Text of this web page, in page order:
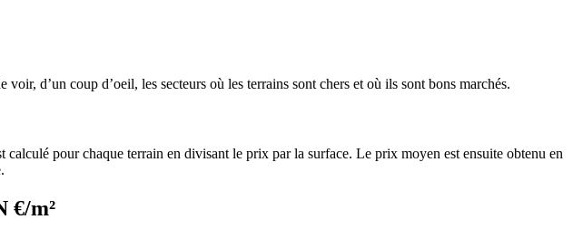
d’un coup d’oeil, les secteurs où les terrains sont chers et où ils sont bons marchés.
pour chaque terrain en divisant le prix par la surface. Le prix moyen est ensuite obtenu en
€/m²